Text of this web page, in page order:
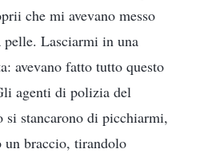
che mi avevano messo
pelle. Lasciarmi in una
avevano fatto tutto questo
agenti di polizia del
si stancarono di picchiarmi,
un braccio, tirandolo